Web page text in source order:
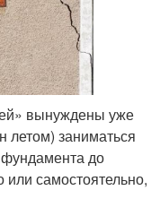
вынуждены уже
летом) заниматься
до
самостоятельно,